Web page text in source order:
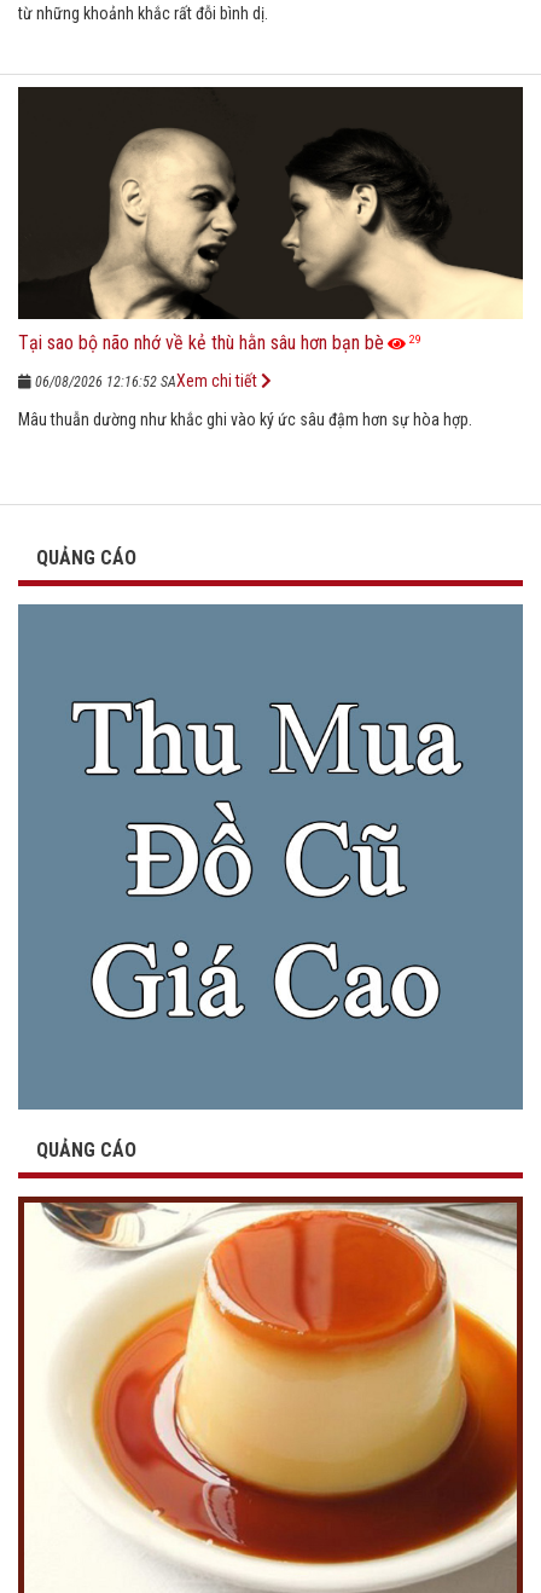
từ những khoảnh khắc rất đỗi bình dị.
Tại sao bộ não nhớ về kẻ thù hằn sâu hơn bạn bè 29
06/08/2026 12:16:52 SA
Mâu thuẫn dường như khắc ghi vào ký ức sâu đậm hơn sự hòa hợp.
Xem chi tiết
QUẢNG CÁO
QUẢNG CÁO